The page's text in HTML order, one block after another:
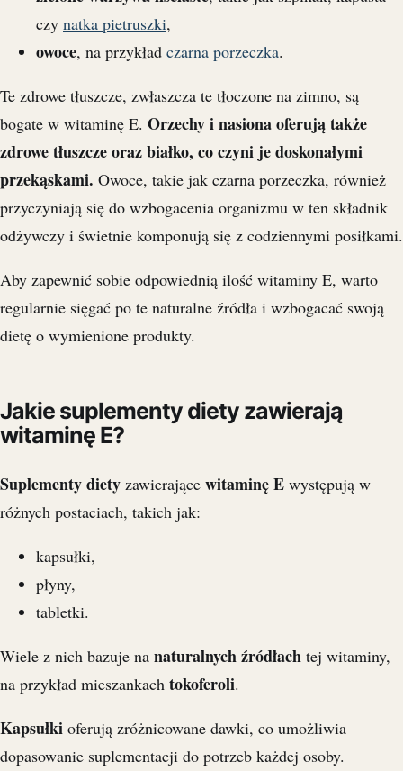
czy natka pietruszki,
owoce, na przykład czarna porzeczka.
Te zdrowe tłuszcze, zwłaszcza te tłoczone na zimno, są
bogate w witaminę E. Orzechy i nasiona oferują także
zdrowe tłuszcze oraz białko, co czyni je doskonałymi
przekąskami. Owoce, takie jak czarna porzeczka, również
przyczyniają się do wzbogacenia organizmu w ten składnik
odżywczy i świetnie komponują się z codziennymi posiłkami.
Aby zapewnić sobie odpowiednią ilość witaminy E, warto
regularnie sięgać po te naturalne źródła i wzbogacać swoją
dietę o wymienione produkty.
Jakie suplementy diety zawierają
witaminę E?
Suplementy diety zawierające witaminę E występują w
różnych postaciach, takich jak:
kapsułki,
płyny,
tabletki.
Wiele z nich bazuje na naturalnych źródłach tej witaminy,
na przykład mieszankach tokoferoli.
Kapsułki oferują zróżnicowane dawki, co umożliwia
dopasowanie suplementacji do potrzeb każdej osoby.